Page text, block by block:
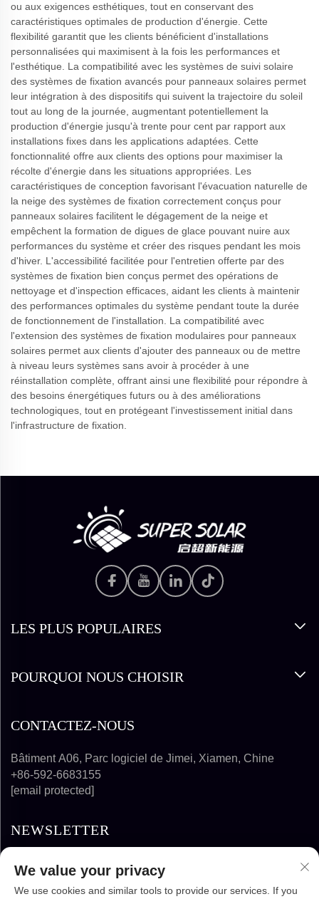
ou aux exigences esthétiques, tout en conservant des
caractéristiques optimales de production d'énergie. Cette
flexibilité garantit que les clients bénéficient d'installations
personnalisées qui maximisent à la fois les performances et
l'esthétique. La compatibilité avec les systèmes de suivi solaire
des systèmes de fixation avancés pour panneaux solaires permet
leur intégration à des dispositifs qui suivent la trajectoire du soleil
tout au long de la journée, augmentant potentiellement la
production d'énergie jusqu'à trente pour cent par rapport aux
installations fixes dans les applications adaptées. Cette
fonctionnalité offre aux clients des options pour maximiser la
récolte d'énergie dans les situations appropriées. Les
caractéristiques de conception favorisant l'évacuation naturelle de
la neige des systèmes de fixation correctement conçus pour
panneaux solaires facilitent le dégagement de la neige et
empêchent la formation de digues de glace pouvant nuire aux
performances du système et créer des risques pendant les mois
d'hiver. L'accessibilité facilitée pour l'entretien offerte par des
systèmes de fixation bien conçus permet des opérations de
nettoyage et d'inspection efficaces, aidant les clients à maintenir
des performances optimales du système pendant toute la durée
de fonctionnement de l'installation. La compatibilité avec
l'extension des systèmes de fixation modulaires pour panneaux
solaires permet aux clients d'ajouter des panneaux ou de mettre
à niveau leurs systèmes sans avoir à procéder à une
réinstallation complète, offrant ainsi une flexibilité pour répondre à
des besoins énergétiques futurs ou à des améliorations
technologiques, tout en protégeant l'investissement initial dans
l'infrastructure de fixation.
LES PLUS POPULAIRES
POURQUOI NOUS CHOISIR
CONTACTEZ-NOUS
Bâtiment A06, Parc logiciel de Jimei, Xiamen, Chine
+86-592-6683155
[email protected]
NEWSLETTER
We value your privacy
We use cookies and similar tools to provide our services. If you